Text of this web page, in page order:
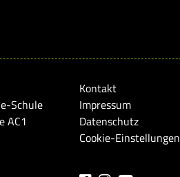
Schule
AC1
Kontakt
Impressum
Datenschutz
Cookie-Einstellungen